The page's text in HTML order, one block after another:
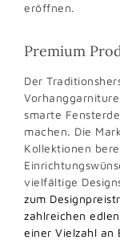
eröffnen.
Premium
Der
smarte
machen. Die
Kollektionen
vielfältige
zum
zahlreichen
einer Vielzahl an